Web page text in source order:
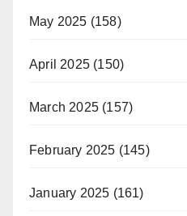
May 2025 (158)
April 2025 (150)
March 2025 (157)
February 2025 (145)
January 2025 (161)